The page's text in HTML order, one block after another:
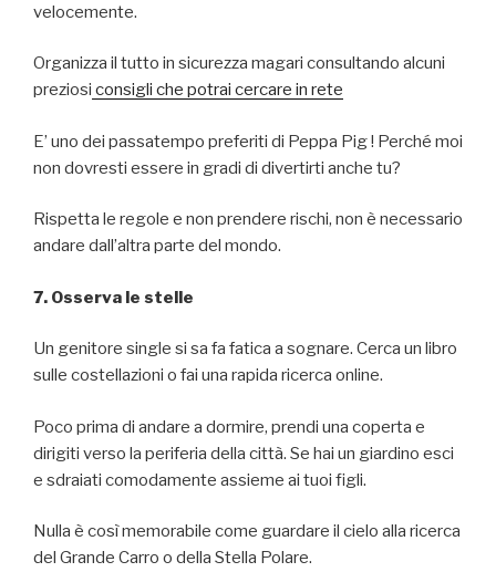
velocemente.
Organizza il tutto in sicurezza magari consultando alcuni
preziosi consigli che potrai cercare in rete
E’ uno dei passatempo preferiti di Peppa Pig ! Perché moi
non dovresti essere in gradi di divertirti anche tu?
Rispetta le regole e non prendere rischi, non è necessario
andare dall’altra parte del mondo.
7. Osserva le stelle
Un genitore single si sa fa fatica a sognare. Cerca un libro
sulle costellazioni o fai una rapida ricerca online.
Poco prima di andare a dormire, prendi una coperta e
dirigiti verso la periferia della città. Se hai un giardino esci
e sdraiati comodamente assieme ai tuoi figli.
Nulla è così memorabile come guardare il cielo alla ricerca
del Grande Carro o della Stella Polare.